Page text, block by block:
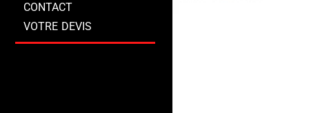
CONTACT
VOTRE DEVIS